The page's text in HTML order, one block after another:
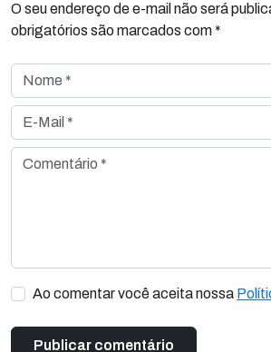
O seu endereço de e-mail não será
obrigatórios são marcados com *
Nome *
E-Mail *
Comentário *
Ao comentar você aceita nossa